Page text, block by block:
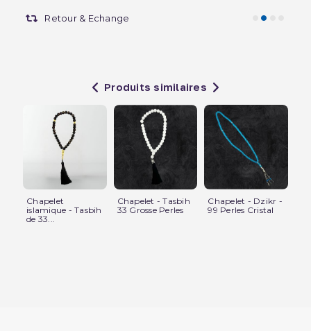
Retour & Echange
Produits similaires
Chapelet
islamique - Tasbih
de 33...
Chapelet - Tasbih
33 Grosse Perles
Chapelet - Dzikr -
99 Perles Cristal